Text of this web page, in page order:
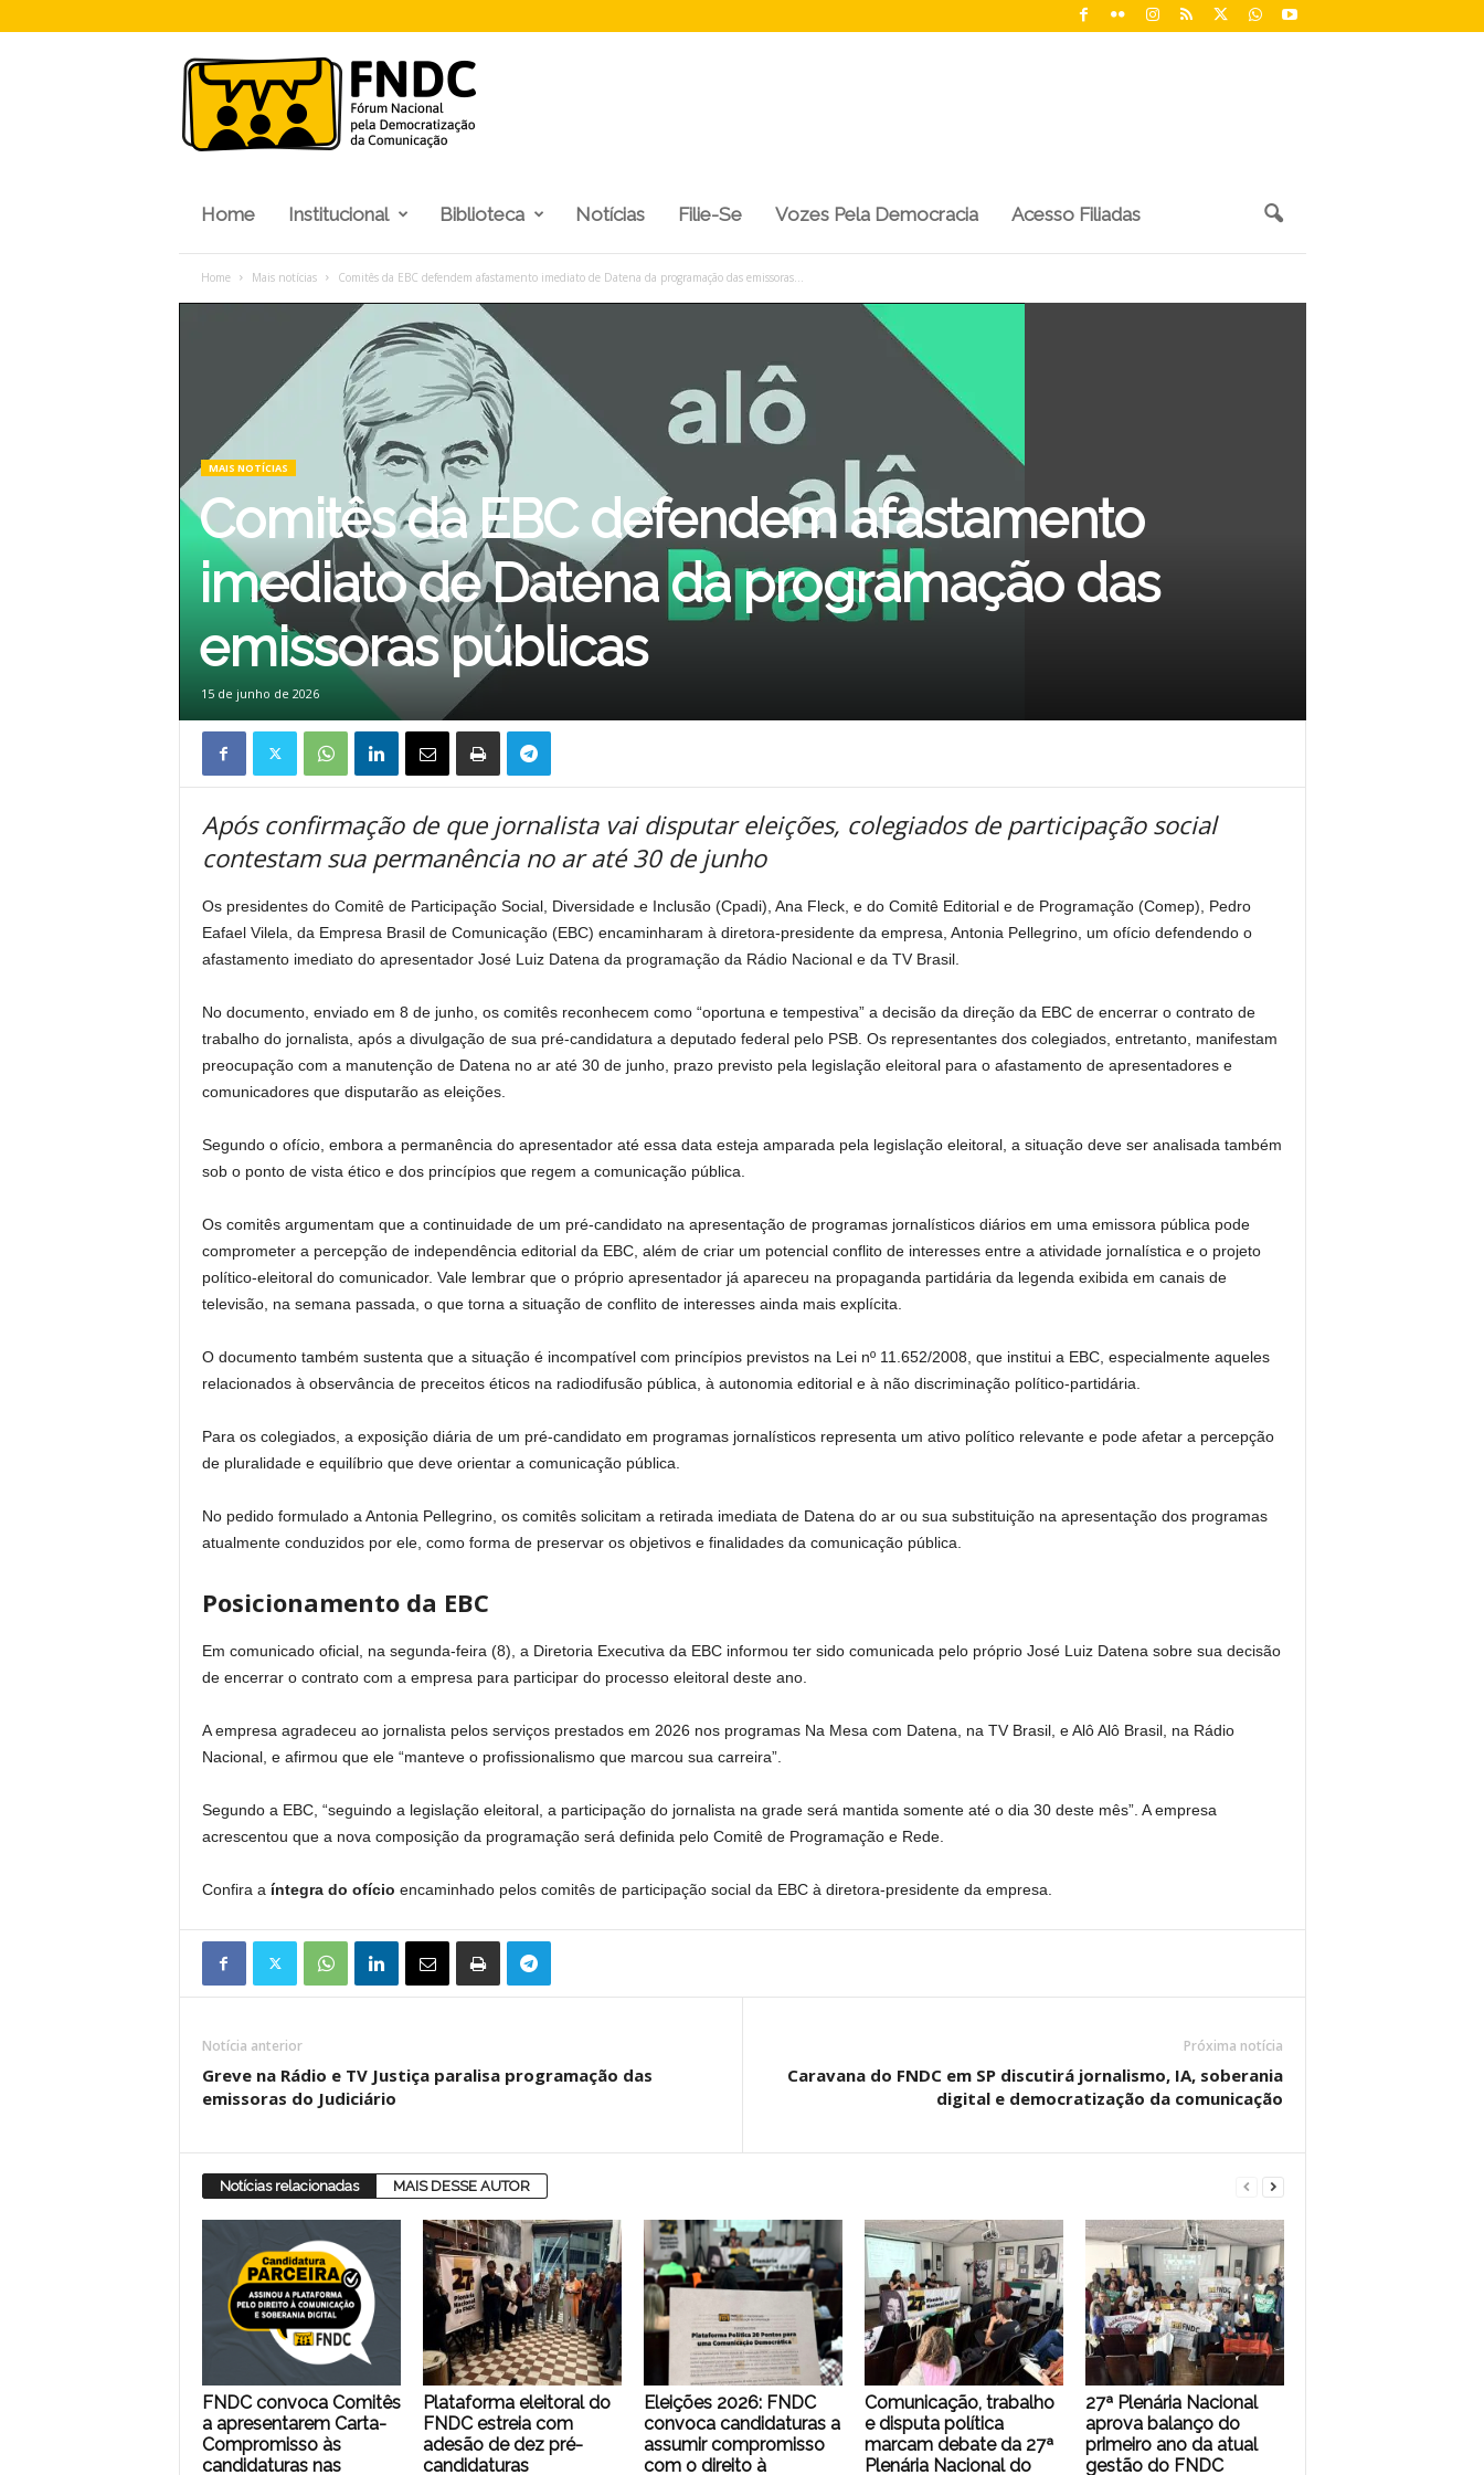
N
D
C
Home Institucional Biblioteca Notícias Filie-Se Vozes Pela Democracia Acesso Filiadas
Home Mais notícias Comitês da EBC defendem afastamento imediato de Datena da programação das emissoras...
MAIS NOTÍCIAS
Comitês da EBC defendem afastamento
imediato de Datena da programação das
emissoras públicas
15 de junho de 2026
Após confirmação de que jornalista vai disputar eleições, colegiados de participação social
contestam sua permanência no ar até 30 de junho
Os presidentes do Comitê de Participação Social, Diversidade e Inclusão (Cpadi), Ana Fleck, e do Comitê Editorial e de Programação (Comep), Pedro
Eafael Vilela, da Empresa Brasil de Comunicação (EBC) encaminharam à diretora-presidente da empresa, Antonia Pellegrino, um ofício defendendo o
afastamento imediato do apresentador José Luiz Datena da programação da Rádio Nacional e da TV Brasil.
No documento, enviado em 8 de junho, os comitês reconhecem como “oportuna e tempestiva” a decisão da direção da EBC de encerrar o contrato de
trabalho do jornalista, após a divulgação de sua pré-candidatura a deputado federal pelo PSB. Os representantes dos colegiados, entretanto, manifestam
preocupação com a manutenção de Datena no ar até 30 de junho, prazo previsto pela legislação eleitoral para o afastamento de apresentadores e
comunicadores que disputarão as eleições.
Segundo o ofício, embora a permanência do apresentador até essa data esteja amparada pela legislação eleitoral, a situação deve ser analisada também
sob o ponto de vista ético e dos princípios que regem a comunicação pública.
Os comitês argumentam que a continuidade de um pré-candidato na apresentação de programas jornalísticos diários em uma emissora pública pode
comprometer a percepção de independência editorial da EBC, além de criar um potencial conflito de interesses entre a atividade jornalística e o projeto
político-eleitoral do comunicador. Vale lembrar que o próprio apresentador já apareceu na propaganda partidária da legenda exibida em canais de
televisão, na semana passada, o que torna a situação de conflito de interesses ainda mais explícita.
O documento também sustenta que a situação é incompatível com princípios previstos na Lei nº 11.652/2008, que institui a EBC, especialmente aqueles
relacionados à observância de preceitos éticos na radiodifusão pública, à autonomia editorial e à não discriminação político-partidária.
Para os colegiados, a exposição diária de um pré-candidato em programas jornalísticos representa um ativo político relevante e pode afetar a percepção
de pluralidade e equilíbrio que deve orientar a comunicação pública.
No pedido formulado a Antonia Pellegrino, os comitês solicitam a retirada imediata de Datena do ar ou sua substituição na apresentação dos programas
atualmente conduzidos por ele, como forma de preservar os objetivos e finalidades da comunicação pública.
Posicionamento da EBC
Em comunicado oficial, na segunda-feira (8), a Diretoria Executiva da EBC informou ter sido comunicada pelo próprio José Luiz Datena sobre sua decisão
de encerrar o contrato com a empresa para participar do processo eleitoral deste ano.
A empresa agradeceu ao jornalista pelos serviços prestados em 2026 nos programas Na Mesa com Datena, na TV Brasil, e Alô Alô Brasil, na Rádio
Nacional, e afirmou que ele “manteve o profissionalismo que marcou sua carreira”.
Segundo a EBC, “seguindo a legislação eleitoral, a participação do jornalista na grade será mantida somente até o dia 30 deste mês”. A empresa
acrescentou que a nova composição da programação será definida pelo Comitê de Programação e Rede.
Confira a íntegra do ofício encaminhado pelos comitês de participação social da EBC à diretora-presidente da empresa.
Notícia anterior
Greve na Rádio e TV Justiça paralisa programação das
emissoras do Judiciário
Próxima notícia
Caravana do FNDC em SP discutirá jornalismo, IA, soberania
digital e democratização da comunicação
Notícias relacionadas MAIS DESSE AUTOR
FNDC convoca Comitês
a apresentarem Carta-
Compromisso às
candidaturas nas
Plataforma eleitoral do
FNDC estreia com
adesão de dez pré-
candidaturas
Eleições 2026: FNDC
convoca candidaturas a
assumir compromisso
com o direito à
Comunicação, trabalho
e disputa política
marcam debate da 27ª
Plenária Nacional do
27ª Plenária Nacional
aprova balanço do
primeiro ano da atual
gestão do FNDC